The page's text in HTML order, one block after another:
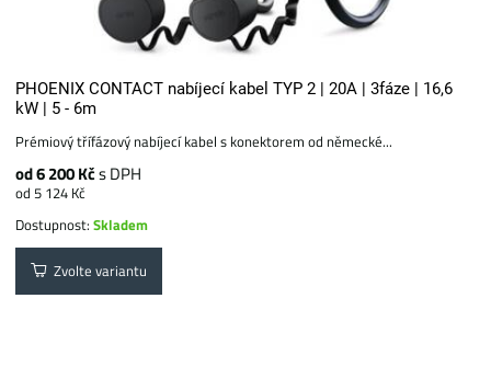
PHOENIX CONTACT nabíjecí kabel TYP 2 | 20A | 3fáze | 16,6
kW | 5 - 6m
Prémiový třífázový nabíjecí kabel s konektorem od německé...
od 6 200 Kčs DPH
od 5 124 Kč
Dostupnost:Skladem
Zvolte variantu